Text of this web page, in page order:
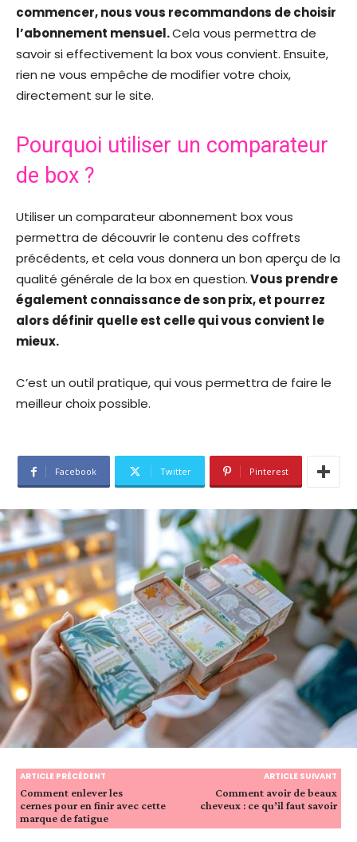
commencer, nous vous recommandons de choisir
l’abonnement mensuel.Cela vous permettra de
savoir si effectivement la box vous convient. Ensuite,
rien ne vous empêche de modifier votre choix,
directement sur le site.
Pourquoi utiliser un comparateur
de box ?
Utiliser un comparateur abonnement box vous
permettra de découvrir le contenu des coffrets
précédents, et cela vous donnera un bon aperçu de la
qualité générale de la box en question.Vous prendre
également connaissance de son prix, et pourrez
alors définir quelle est celle qui vous convient le
mieux.
C’est un outil pratique, qui vous permettra de faire le
meilleur choix possible.
Facebook Twitter Pinterest
ARTICLE PRÉCÉDENT
Comment enlever les
cernes pour en finir avec cette
marque de fatigue
ARTICLE SUIVANT
Comment avoir de beaux
cheveux : ce qu’il faut savoir